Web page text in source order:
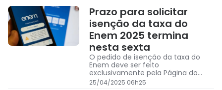
Prazo para solicitar
isenção da taxa do
Enem 2025 termina
nesta sexta
O pedido de isenção da taxa do
Enem deve ser feito
exclusivamente pela Página do
Participante
25/04/2025 06h25